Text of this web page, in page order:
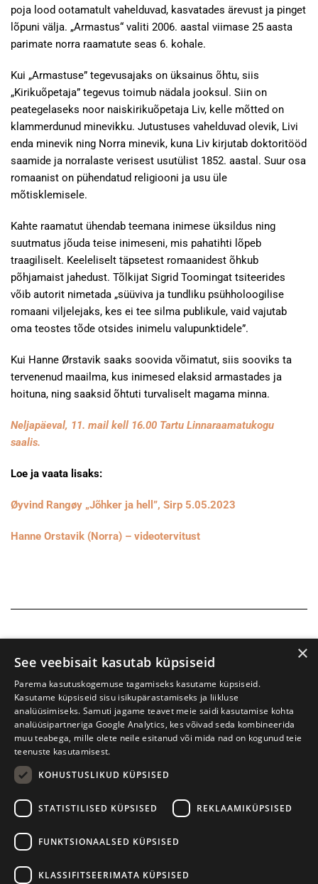
poja lood ootamatult vahelduvad, kasvatades ärevust ja pinget
lõpuni välja. „Armastus“ valiti 2006. aastal viimase 25 aasta
parimate norra raamatute seas 6. kohale.
Kui „Armastuse” tegevusajaks on üksainus õhtu, siis
„Kirikuõpetaja” tegevus toimub nädala jooksul. Siin on
peategelaseks noor naiskirikuõpetaja Liv, kelle mõtted on
klammerdunud minevikku. Jutustuses vahelduvad olevik, Livi
enda minevik ning Norra minevik, kuna Liv kirjutab doktoritööd
saamide ja norralaste verisest usutülist 1852. aastal. Suur osa
romaanist on pühendatud religiooni ja usu üle
mõtisklemisele.
Kahte raamatut ühendab teemana inimese üksildus ning
suutmatus jõuda teise inimeseni, mis pahatihti lõpeb
traagiliselt. Keeleliselt täpsetest romaanidest õhkub
põhjamaist jahedust. Tõlkijat Sigrid Toomingat tsiteerides
võib autorit nimetada „süüviva ja tundliku psühholoogilise
romaani viljelejaks, kes ei tee silma publikule, vaid vajutab
oma teostes tõde otsides inimelu valupunktidele”.
Kui Hanne Ørstavik saaks soovida võimatut, siis sooviks ta
tervenenud maailma, kus inimesed elaksid armastades ja
hoituna, ning saaksid õhtuti turvaliselt magama minna.
Neljapäeval, 11. mail kell 16.00 Tartu Linnaraamatukogu
saalis.
Loe ja vaata lisaks:
Øyvind Rangøy „Jõhker ja hell”, Sirp 5.05.2023
Hanne Orstavik (Norra) – videotervitust
Prima Vista kirjandusfestival
+372 56906836
×
See veebisait kasutab küpsiseid
Parema kasutuskogemuse tagamiseks kasutame küpsiseid.
Kasutame küpsiseid sisu isikupärastamiseks ja liikluse
analüüsimiseks. Samuti jagame teavet meie saidi kasutamise kohta
analüüsipartneriga Google Analytics, kes võivad seda kombineerida
muu teabega, mille olete neile esitanud või mida nad on kogunud teie
teenuste kasutamisest.
KOHUSTUSLIKUD KÜPSISED
STATISTILISED KÜPSISED REKLAAMIKÜPSISED
FUNKTSIONAALSED KÜPSISED
KLASSIFITSEERIMATA KÜPSISED